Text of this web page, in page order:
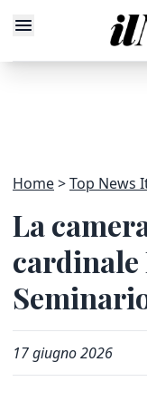
Home Top News
La
cardinale
17 giugno 2026